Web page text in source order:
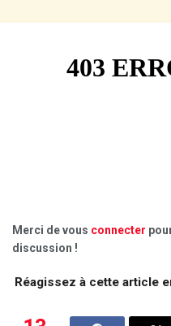
Merci de vous connecter
discussion !
Réagissez à cette article